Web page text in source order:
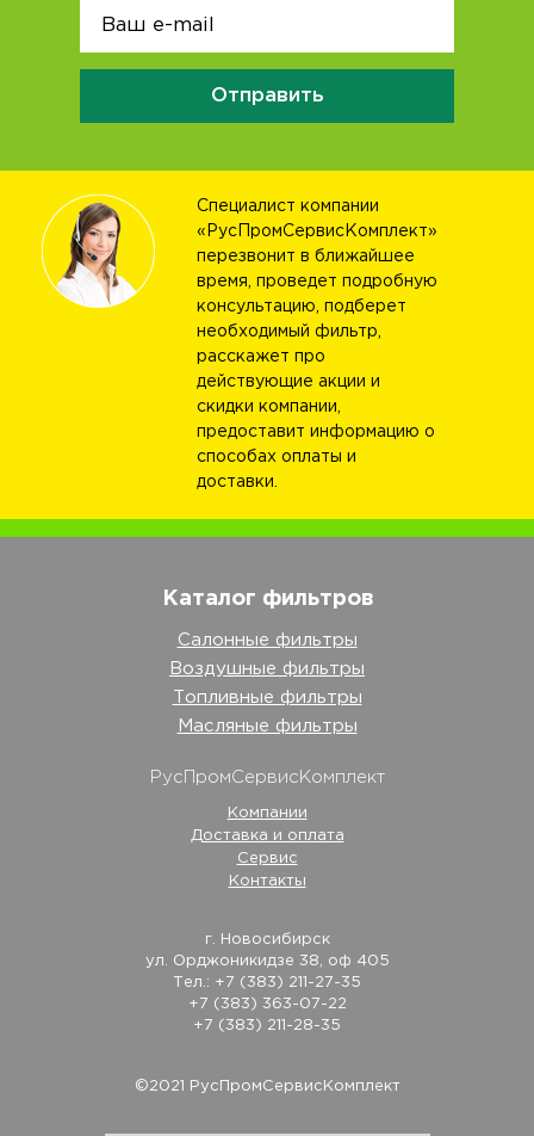
Отправить
Специалист компании
«РусПромСервисКомплект»
перезвонит в ближайшее
время, проведет подробную
консультацию, подберет
необходимый фильтр,
расскажет про
действующие акции и
скидки компании,
предоставит информацию о
способах оплаты и
доставки.
©2021 РусПромСервисКомплект
Каталог фильтров
Салонные фильтры
Воздушные фильтры
Топливные фильтры
Масляные фильтры
РусПромСервисКомплект
Компании
Доставка и оплата
Сервис
Контакты
г. Новосибирск
ул. Орджоникидзе 38, оф 405
Тел.: +7 (383) 211-27-35
+7 (383) 363-07-22
+7 (383) 211-28-35